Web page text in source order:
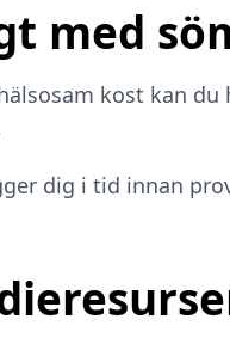
med
kost kan
dig i tid innan